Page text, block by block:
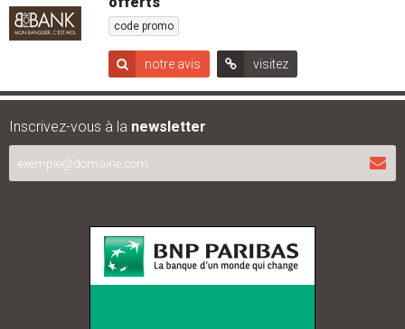
code promo
notre avis visitez
Inscrivez-vous à la newsletter